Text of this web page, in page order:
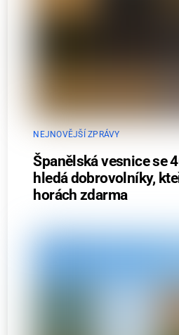
NEJNOVĚJŠÍ ZPRÁVY
Španělská vesnice se
hledá dobrovolníky,
horách zdarma